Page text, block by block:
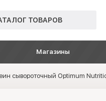
ТОВАРОВ
Магазины
сывороточный Optimum